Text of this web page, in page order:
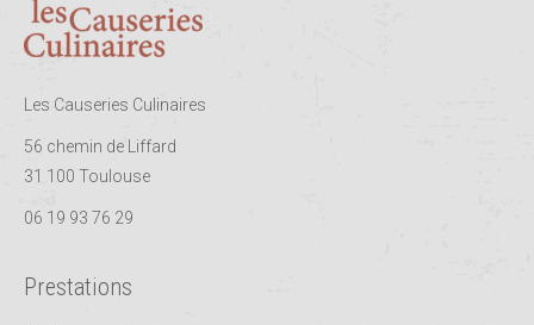
Les Causeries Culinaires
56 chemin de Liffard
31 100 Toulouse
06 19 93 76 29
Prestations